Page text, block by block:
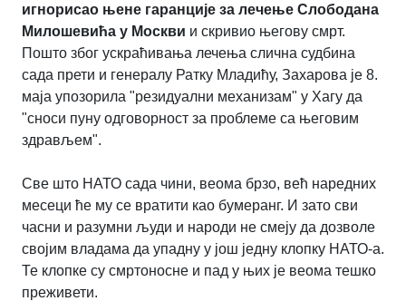
игнорисао њене гаранције за лечење Слободана
Милошевића у Москви и скривио његову смрт.
Пошто због ускраћивања лечења слична судбина
сада прети и генералу Ратку Младићу, Захарова је 8.
маја упозорила "резидуални механизам" у Хагу да
"сноси пуну одговорност за проблеме са његовим
здрављем".
Све што НАТО сада чини, веома брзо, већ наредних
месеци ће му се вратити као бумеранг. И зато сви
часни и разумни људи и народи не смеју да дозволе
својим владама да упадну у још једну клопку НАТО-а.
Те клопке су смртоносне и пад у њих је веома тешко
преживети.